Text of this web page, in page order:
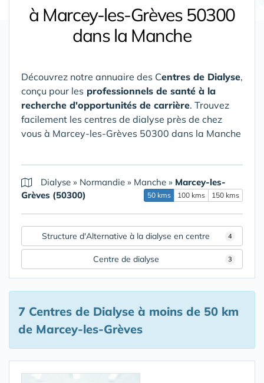
à Marcey-les-Grèves 50300
dans la Manche
Découvrez notre annuaire des Centres de Dialyse,
conçu pour les professionnels de santé à la
recherche d'opportunités de carrière. Trouvez
facilement les centres de dialyse près de chez
vous à Marcey-les-Grèves 50300 dans la Manche
Dialyse » Normandie » Manche » Marcey-les-
Grèves (50300)
50 kms 100 kms 150 kms
4
Structure d'Alternative à la dialyse en centre
3
Centre de dialyse
7 Centres de Dialyse à moins de 50 km
de Marcey-les-Grèves